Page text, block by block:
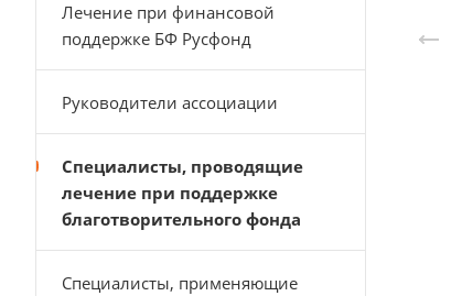
Лечение при финансовой
поддержке БФ Русфонд
Руководители ассоциации
Специалисты, проводящие
лечение при поддержке
благотворительного фонда
Специалисты, применяющие